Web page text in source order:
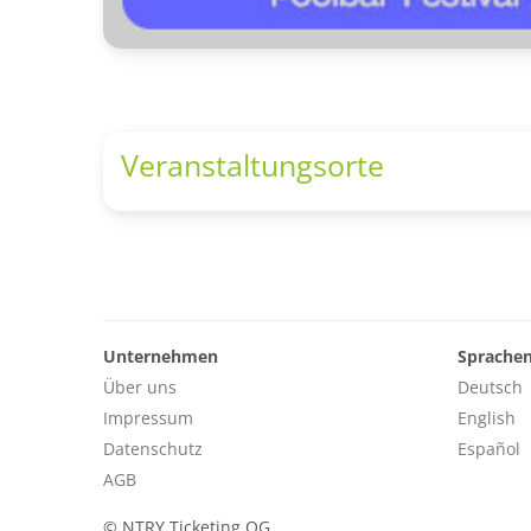
Veranstaltungsorte
Unternehmen
Über uns
Impressum
Datenschutz
AGB
Deutsch
English
Español
© NTRY Ticketing OG